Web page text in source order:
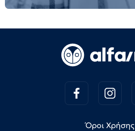
Όροι Χρήσης